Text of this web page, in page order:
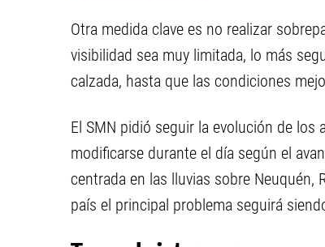
Otra medida clave es no realizar
visibilidad sea muy limitada, lo más
calzada, hasta que las condiciones
El SMN pidió seguir la evolución de los
modificarse durante el día según el
centrada en las lluvias sobre Neuquén,
país el principal problema seguirá